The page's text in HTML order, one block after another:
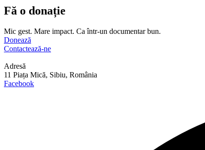
Fă o donație
Mic gest. Mare impact. Ca într-un documentar bun.
Donează
Contactează-ne
Adresă
11 Piața Mică, Sibiu, România
Facebook